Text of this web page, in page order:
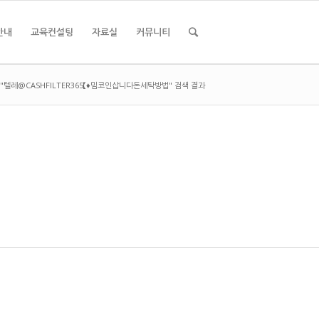
내 교육컨설팅 자료실 커뮤니티
"텔레@CASHFILTER365【♦밈코인삽니다돈세탁방법" 검색 결과